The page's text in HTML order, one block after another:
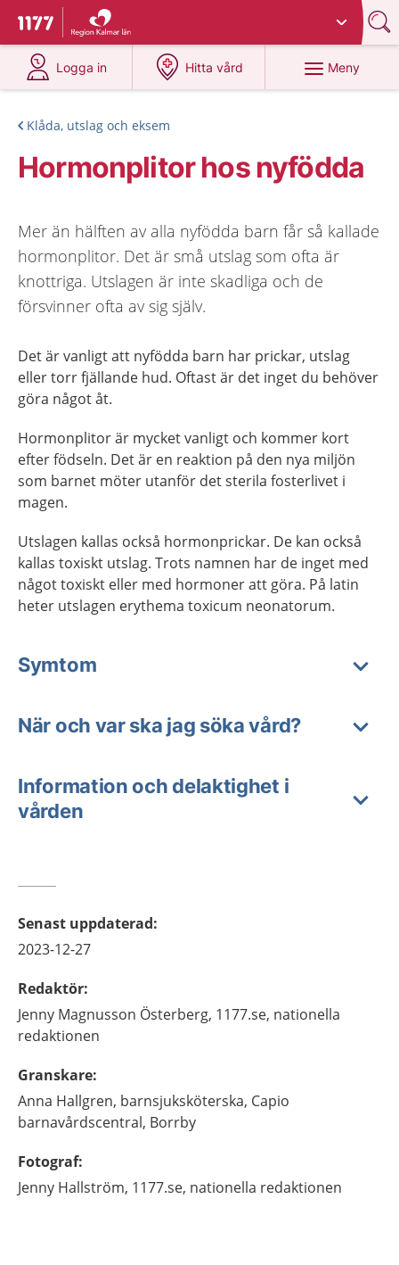
Till startsidan för 1177
Du har valt region
Logga in
på 1177.se
Hitta vård
på 1177.se
Meny
Klåda, utslag och eksem
Hormonplitor hos nyfödda
Mer än hälften av alla nyfödda barn får så kallade
hormonplitor. Det är små utslag som ofta är
knottriga. Utslagen är inte skadliga och de
försvinner ofta av sig själv.
Det är vanligt att nyfödda barn har prickar, utslag
eller torr fjällande hud. Oftast är det inget du behöver
göra något åt.
Hormonplitor är mycket vanligt och kommer kort
efter födseln. Det är en reaktion på den nya miljön
som barnet möter utanför det sterila fosterlivet i
magen.
Utslagen kallas också hormonprickar. De kan också
kallas toxiskt utslag. Trots namnen har de inget med
något toxiskt eller med hormoner att göra. På latin
heter utslagen erythema toxicum neonatorum.
Symtom
När och var ska jag söka vård?
Information och delaktighet i
vården
Senast uppdaterad:
2023-12-27
Redaktör:
Jenny Magnusson Österberg, 1177.se, nationella
redaktionen
Granskare:
Anna Hallgren, barnsjuksköterska, Capio
barnavårdscentral, Borrby
Fotograf:
Jenny Hallström, 1177.se, nationella redaktionen